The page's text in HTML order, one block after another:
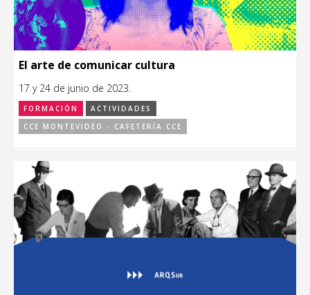
El arte de comunicar cultura
17 y 24 de junio de 2023.
FORMACIÓN
ACTIVIDADES
CCE MONTEVIDEO - CAFETERÍA CCE